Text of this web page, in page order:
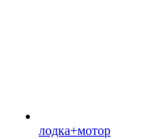
лодка+мотор